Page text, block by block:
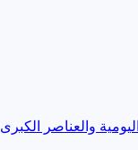
والعناصر الكبرى